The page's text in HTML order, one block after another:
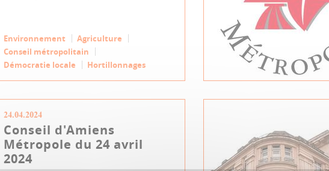
Environnement
Agriculture
Conseil métropolitain
Démocratie locale
Hortillonnages
24.04.2024
Conseil d'Amiens
Métropole du 24 avril
2024